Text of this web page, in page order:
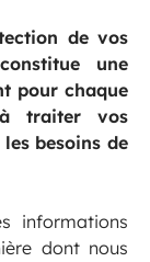
de vos
une
pour chaque
traiter vos
besoins de
informations
dont nous